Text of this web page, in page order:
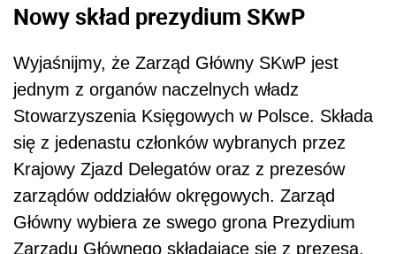
Nowy skład prezydium SKwP
Wyjaśnijmy, że Zarząd Główny SKwP jest
jednym z organów naczelnych władz
Stowarzyszenia Księgowych w Polsce. Składa
się z jedenastu członków wybranych przez
Krajowy Zjazd Delegatów oraz z prezesów
zarządów oddziałów okręgowych. Zarząd
Główny wybiera ze swego grona Prezydium
Zarządu Głównego składające się z prezesa,